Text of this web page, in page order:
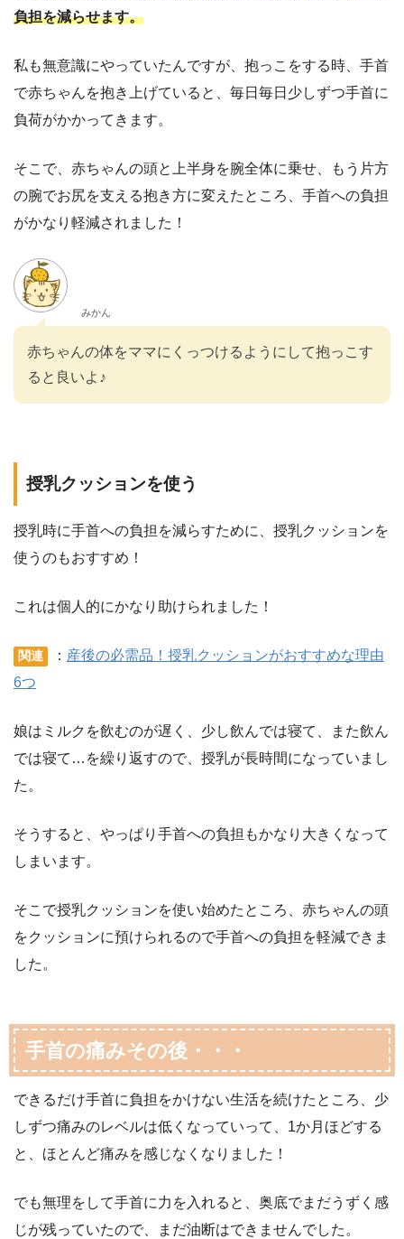
負担を減らせます。
私も無意識にやっていたんですが、抱っこをする時、手首
で赤ちゃんを抱き上げていると、毎日毎日少しずつ手首に
負荷がかかってきます。
そこで、赤ちゃんの頭と上半身を腕全体に乗せ、もう片方
の腕でお尻を支える抱き方に変えたところ、手首への負担
がかなり軽減されました！
みかん
赤ちゃんの体をママにくっつけるようにして抱っこす
ると良いよ♪
授乳クッションを使う
授乳時に手首への負担を減らすために、授乳クッションを
使うのもおすすめ！
これは個人的にかなり助けられました！
関連 ： 産後の必需品！授乳クッションがおすすめな理由
6つ
娘はミルクを飲むのが遅く、少し飲んでは寝て、また飲ん
では寝て…を繰り返すので、授乳が長時間になっていまし
た。
そうすると、やっぱり手首への負担もかなり大きくなって
しまいます。
そこで授乳クッションを使い始めたところ、赤ちゃんの頭
をクッションに預けられるので手首への負担を軽減できま
した。
手首の痛みその後・・・
できるだけ手首に負担をかけない生活を続けたところ、少
しずつ痛みのレベルは低くなっていって、1か月ほどする
と、ほとんど痛みを感じなくなりました！
でも無理をして手首に力を入れると、奥底でまだうずく感
じが残っていたので、まだ油断はできませんでした。